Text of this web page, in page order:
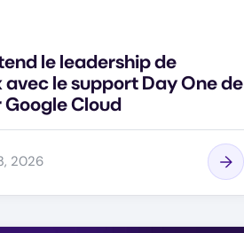
le leadership de
le support Day One de
Google Cloud
2026